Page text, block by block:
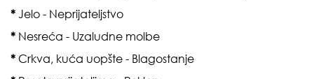
* Jelo - Neprijateljstvo
* Nesreća - Uzaludne molbe
* Crkva, kuća uopšte - Blagostanje